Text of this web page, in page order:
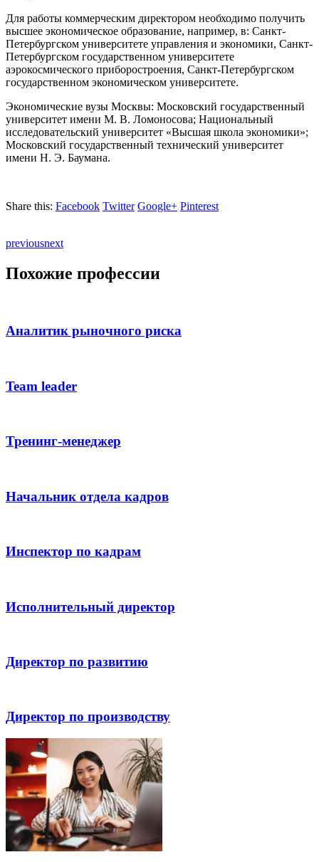
Для работы коммерческим директором необходимо получить
высшее экономическое образование, например, в: Санкт-
Петербургском университете управления и экономики, Санкт-
Петербургском государственном университете
аэрокосмического приборостроения, Санкт-Петербургском
государственном экономическом университете.
Экономические вузы Москвы: Московский государственный
университет имени М. В. Ломоносова; Национальный
исследовательский университет «Высшая школа экономики»;
Московский государственный технический университет
имени Н. Э. Баумана.
Share this: Facebook Twitter Google+ Pinterest
previousnext
Похожие профессии
Аналитик рыночного риска
Team leader
Тренинг-менеджер
Начальник отдела кадров
Инспектор по кадрам
Исполнительный директор
Директор по развитию
Директор по производству